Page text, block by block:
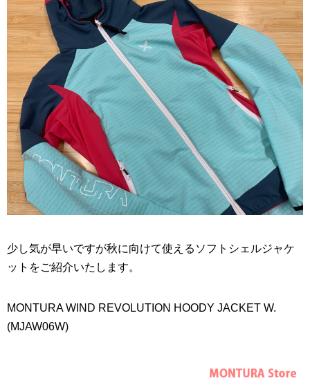
少し気が早いですが秋に向けて使えるソフトシェルジャケ
ットをご紹介いたします。
MONTURA WIND REVOLUTION HOODY JACKET W.
(MJAW06W)